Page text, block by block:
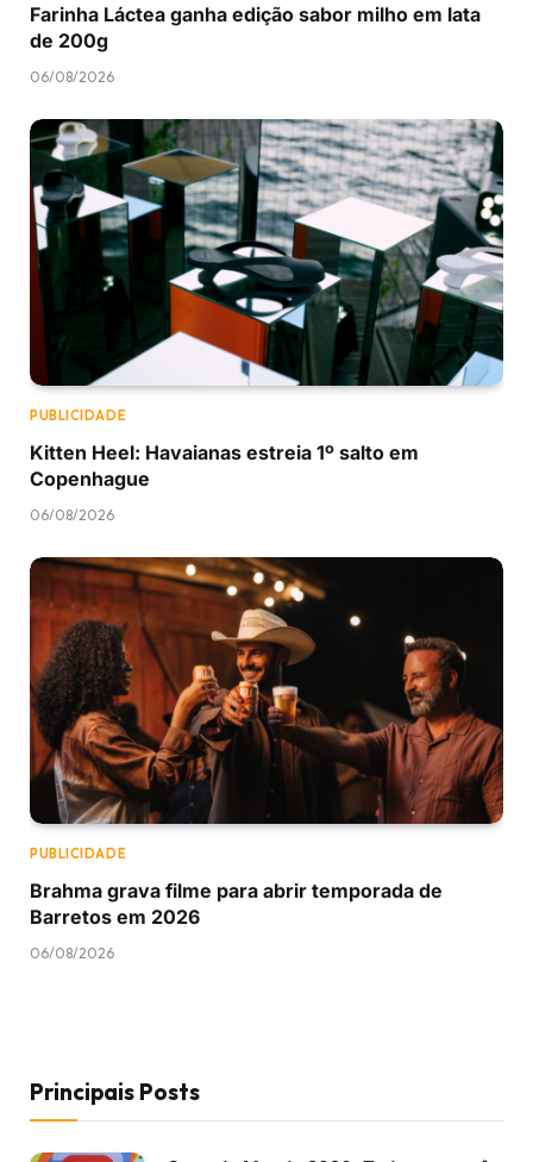
Farinha Láctea ganha edição sabor milho em lata
de 200g
06/08/2026
PUBLICIDADE
Kitten Heel: Havaianas estreia 1º salto em
Copenhague
06/08/2026
PUBLICIDADE
Brahma grava filme para abrir temporada de
Barretos em 2026
06/08/2026
Principais Posts